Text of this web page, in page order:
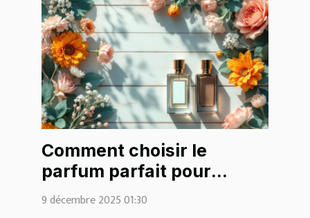
Comment choisir le
parfum parfait pour
chaque saison ?
9 décembre 2025 01:30